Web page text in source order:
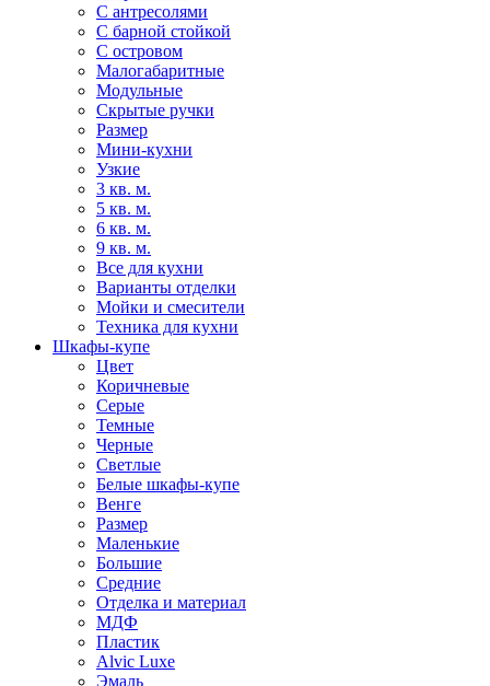
С антресолями
С барной стойкой
С островом
Малогабаритные
Модульные
Скрытые ручки
Размер
Мини-кухни
Узкие
3 кв. м.
5 кв. м.
6 кв. м.
9 кв. м.
Все для кухни
Варианты отделки
Мойки и смесители
Техника для кухни
Шкафы-купе
Цвет
Коричневые
Серые
Темные
Черные
Светлые
Белые шкафы-купе
Венге
Размер
Маленькие
Большие
Средние
Отделка и материал
МДФ
Пластик
Alvic Luxe
Эмаль